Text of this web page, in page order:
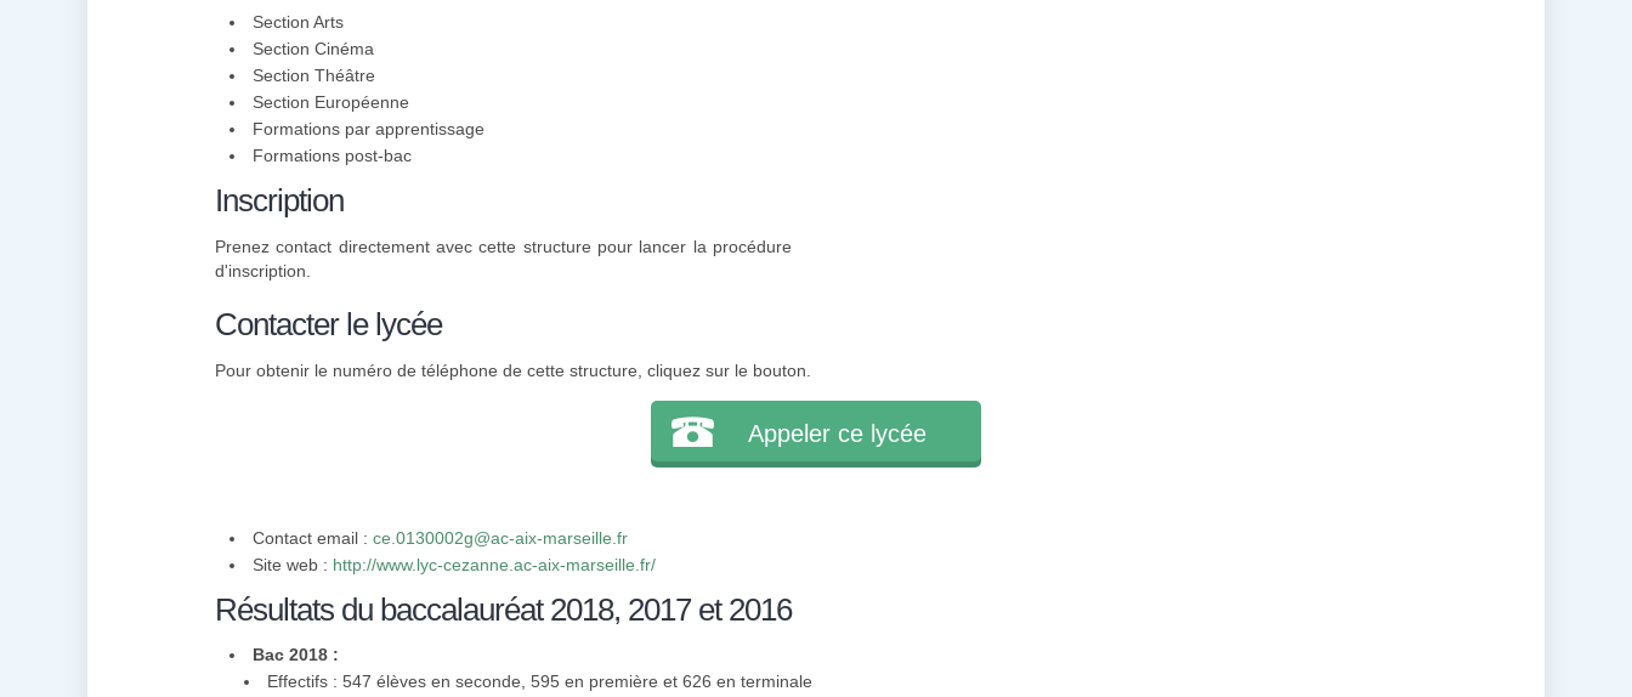
Section Arts
Section Cinéma
Section Théâtre
Section Européenne
Formations par apprentissage
Formations post-bac
Inscription
Prenez contact directement avec cette structure pour lancer la procédure
d'inscription.
Contacter le lycée
Pour obtenir le numéro de téléphone de cette structure, cliquez sur le bouton.
Appeler ce lycée
Contact email : ce.0130002g@ac-aix-marseille.fr
Site web : http://www.lyc-cezanne.ac-aix-marseille.fr/
Résultats du baccalauréat 2018, 2017 et 2016
Bac 2018 :
Effectifs : 547 élèves en seconde, 595 en première et 626 en terminale